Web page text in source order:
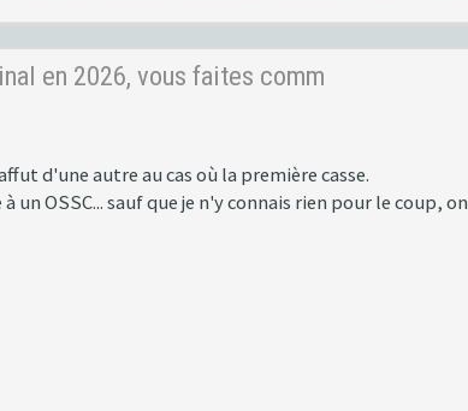
en 2026, vous faites comm
d'une autre au cas où la première casse.
un OSSC... sauf que je n'y connais rien pour le coup,